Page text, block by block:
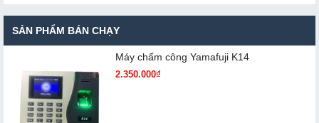
SẢN PHẨM BÁN CHẠY
Máy chấm cô​ng Yamafuji K14
2.350.000₫